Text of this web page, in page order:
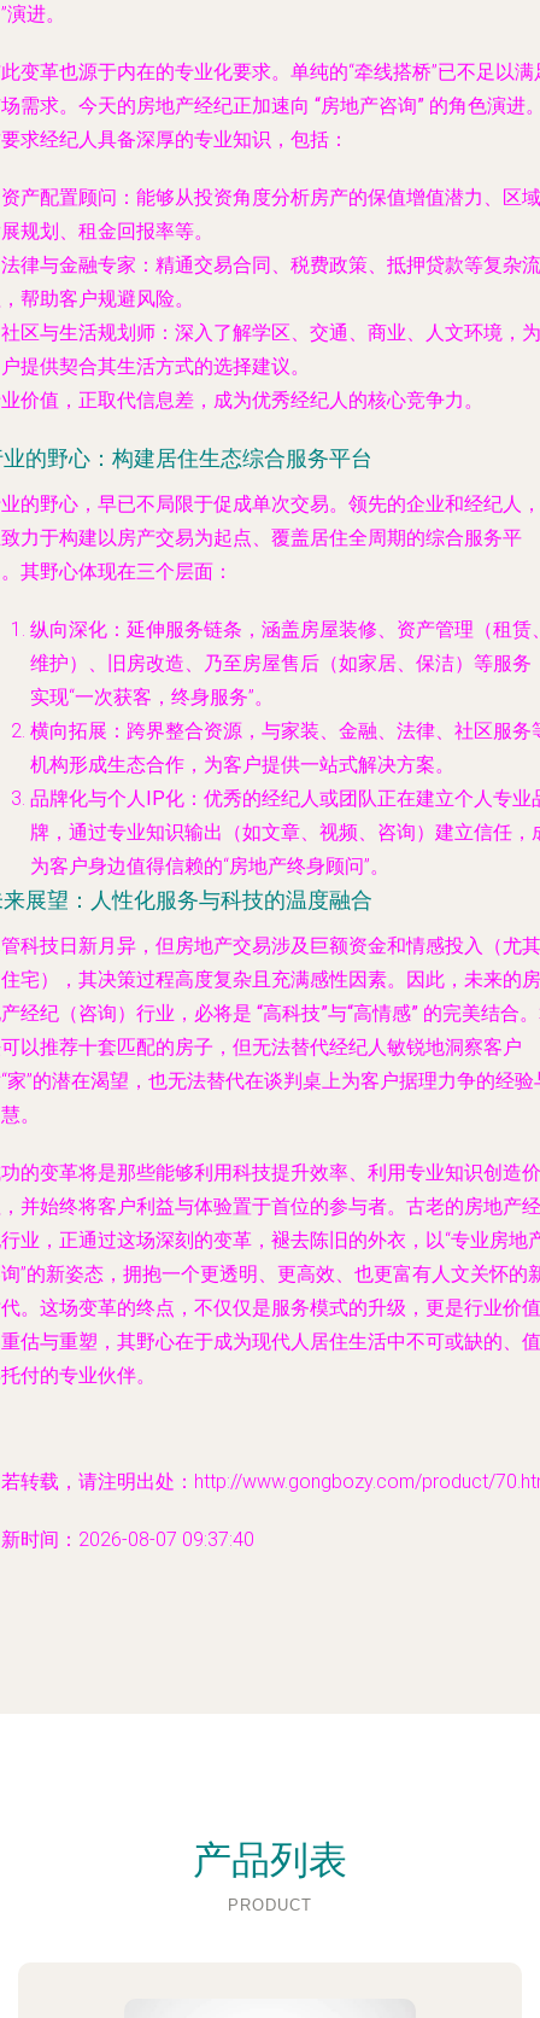
演进。
变革也源于内在的专业化要求。单纯的“牵线搭桥”已不足以满
需求。今天的房地产经纪正加速向 “房地产咨询” 的角色演进
求经纪人具备深厚的专业知识，包括：
资产配置顾问 ：能够从投资角度分析房产的保值增值潜力、区域
规划、租金回报率等。
法律与金融专家 ：精通交易合同、税费政策、抵押贷款等复杂流
帮助客户规避风险。
社区与生活规划师 ：深入了解学区、交通、商业、人文环境，为
提供契合其生活方式的选择建议。
价值，正取代信息差，成为优秀经纪人的核心竞争力。
的野心：构建居住生态综合服务平台
的野心，早已不局限于促成单次交易。领先的企业和经纪人，
力于构建以房产交易为起点、覆盖居住全周期的综合服务平
其野心体现在三个层面：
纵向深化 ：延伸服务链条，涵盖房屋装修、资产管理（租赁
维护）、旧房改造、乃至房屋售后（如家居、保洁）等服务
实现“一次获客，终身服务”。
横向拓展 ：跨界整合资源，与家装、金融、法律、社区服务
机构形成生态合作，为客户提供一站式解决方案。
品牌化与个人IP化 ：优秀的经纪人或团队正在建立个人专业
牌，通过专业知识输出（如文章、视频、咨询）建立信任，
为客户身边值得信赖的“房地产终身顾问”。
展望：人性化服务与科技的温度融合
科技日新月异，但房地产交易涉及巨额资金和情感投入（尤其
宅），其决策过程高度复杂且充满感性因素。因此，未来的房
经纪（咨询）行业，必将是 “高科技”与“高情感” 的完美结合
以推荐十套匹配的房子，但无法替代经纪人敏锐地洞察客户
家”的潜在渴望，也无法替代在谈判桌上为客户据理力争的经验
。
的变革将是那些能够利用科技提升效率、利用专业知识创造价
并始终将客户利益与体验置于首位的参与者。古老的房地产经
业，正通过这场深刻的变革，褪去陈旧的外衣，以“专业房地
”的新姿态，拥抱一个更透明、更高效、也更富有人文关怀的
。这场变革的终点，不仅仅是服务模式的升级，更是行业价值
估与重塑，其野心在于成为现代人居住生活中不可或缺的、值
付的专业伙伴。
转载，请注明出处：http://www.gongbozy.com/product/
时间：2026-08-07 09:37:40
产品列表
PRODUCT